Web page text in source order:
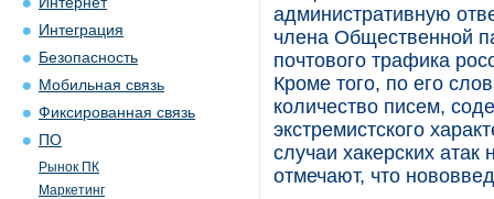
Интеграция
Безопасность
Мобильная связь
Фиксированная связь
ПО
Рынок ПК
Маркетинг
административную
члена Общественной
почтового трафика
Кроме того, по его
количество писем,
экстремистского
случаи хакерских
отмечают, что